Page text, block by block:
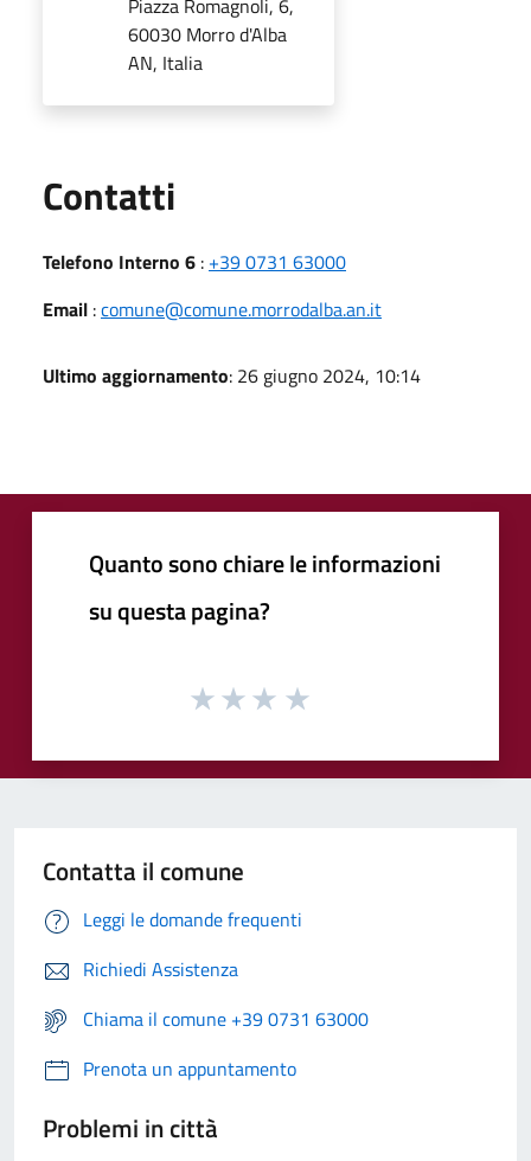
60030 Morro d'Alba
AN, Italia
Contatti
Telefono Interno 6 : +39 0731 63000
Email :comune@comune.morrodalba.an.it
Ultimo aggiornamento: 26 giugno 2024, 10:14
Quanto sono chiare le informazioni
su questa pagina?
Contatta il comune
Leggi le domande frequenti
Richiedi Assistenza
Chiama il comune +39 0731 63000
Prenota un appuntamento
Problemi in città